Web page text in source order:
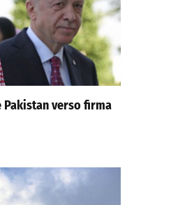
Pakistan verso firma